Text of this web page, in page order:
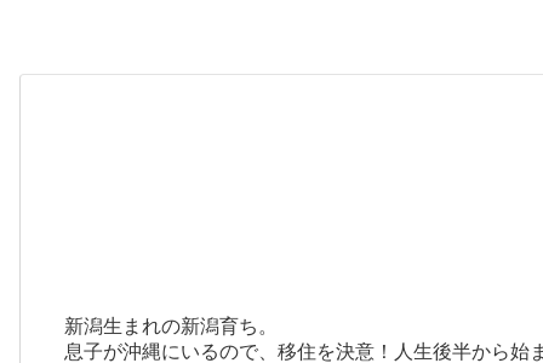
新潟生まれの新潟育ち。
息子が沖縄にいるので、移住を決意！人生後半から